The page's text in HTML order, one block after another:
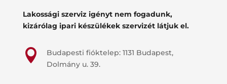
Lakossági szerviz igényt nem fogadunk,
kizárólag ipari készülékek szervizét látjuk el.

Budapesti fióktelep: 1131 Budapest,
Dolmány u. 39.